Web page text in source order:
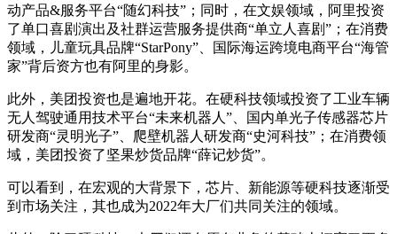
动产品&服务平台“随幻科技”；同时，在文娱领域，阿里投资
了单口喜剧演出及社群运营服务提供商“单立人喜剧”；在消费
领域，儿童玩具品牌“StarPony”、国际海运跨境电商平台“海管
家”背后资方也有阿里的身影。
此外，美团投资也是遍地开花。在硬科技领域投资了工业车辆
无人驾驶通用技术平台“未来机器人”、国内单光子传感器芯片
研发商“灵明光子”、爬壁机器人研发商“史河科技”；在消费领
域，美团投资了坚果炒货品牌“薛记炒货”。
可以看到，在宏观的大背景下，芯片、新能源等硬科技逐渐受
到市场关注，其也成为2022年大厂们共同关注的领域。